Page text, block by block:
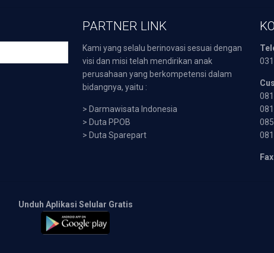
PARTNER LINK
Kami yang selalu berinovasi sesuai dengan
visi dan misi telah mendirikan anak
perusahaan yang berkompetensi dalam
bidangnya, yaitu :
> Darmawisata Indonesia
> Duta PPOB
> Duta Sparepart
Unduh Aplikasi Selular Gratis